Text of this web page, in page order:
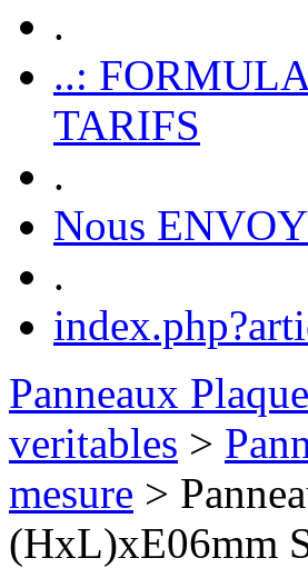
.
..:
TARIFS
.
Nous
.
Panneaux
veritables >
mesure >
(HxL)xE06mm